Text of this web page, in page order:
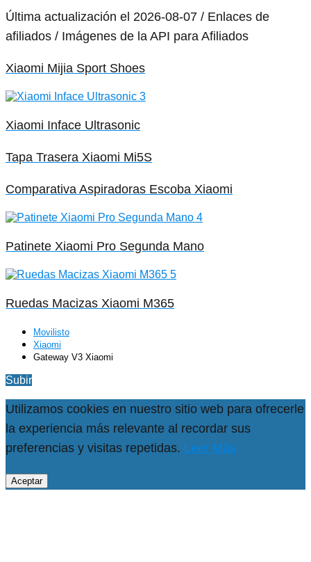
Última actualización el 2026-08-07 / Enlaces de
afiliados / Imágenes de la API para Afiliados
Xiaomi Mijia Sport Shoes
Xiaomi Inface Ultrasonic
Tapa Trasera Xiaomi Mi5S
Comparativa Aspiradoras Escoba Xiaomi
Patinete Xiaomi Pro Segunda Mano
Ruedas Macizas Xiaomi M365
Movilisto
Xiaomi
Gateway V3 Xiaomi
Subir
Utilizamos cookies en nuestro sitio web para ofrecerle
la experiencia más relevante al recordar sus
preferencias y visitas repetidas. Leer Más
Aceptar